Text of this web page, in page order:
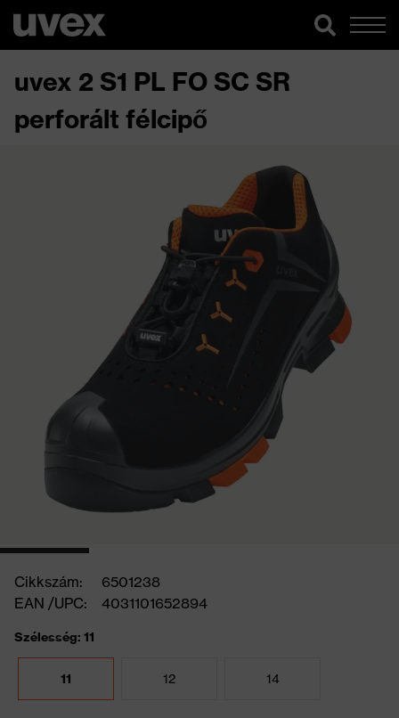
uvex 2 S1 PL FO SC SR
perforált félcipő
Cikkszám:
6501238
EAN /UPC:
4031101652894
Szélesség: 11
11 12 14